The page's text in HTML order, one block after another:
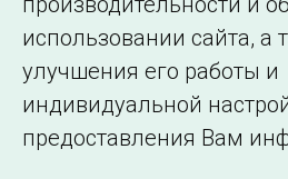
Подписаться на
©2005–2026 АО «СО ЕЭС»
использовании сайта, а
улучшения его работы и
индивидуальной
предоставления Вам